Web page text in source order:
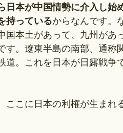
日本が中国情勢に介入し始
持っているからなんです。
国本土があって、九州があ
す。遼東半島の南部、通称
道。これを日本が日露戦争
ここに日本の利権が生まれ